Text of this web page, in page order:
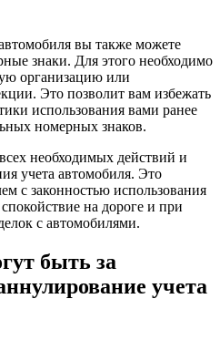
вы также можете
знаки. Для этого необходимо
организацию или
Это позволит вам избежать
использования вами ранее
номерных знаков.
необходимых действий и
учета автомобиля. Это
с законностью использования
на дороге и при
с автомобилями.
быть за
учета